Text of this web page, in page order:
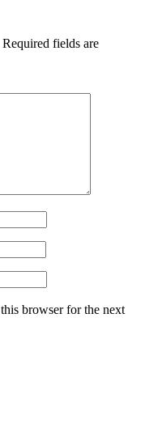
Required fields are
browser for the next